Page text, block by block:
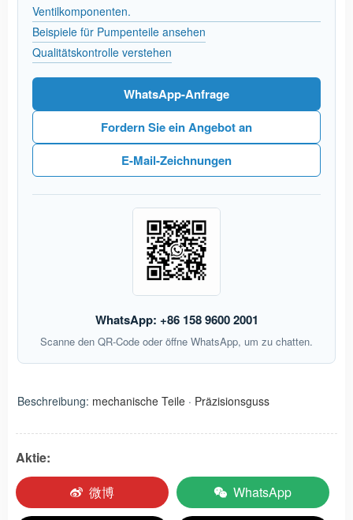
Ventilkomponenten.
Beispiele für Pumpenteile ansehen
Qualitätskontrolle verstehen
WhatsApp-Anfrage
Fordern Sie ein Angebot an
E-Mail-Zeichnungen
WhatsApp: +86 158 9600 2001
Scanne den QR-Code oder öffne WhatsApp, um zu chatten.
Beschreibung: mechanische Teile · Präzisionsguss
Aktie:
微博
WhatsApp